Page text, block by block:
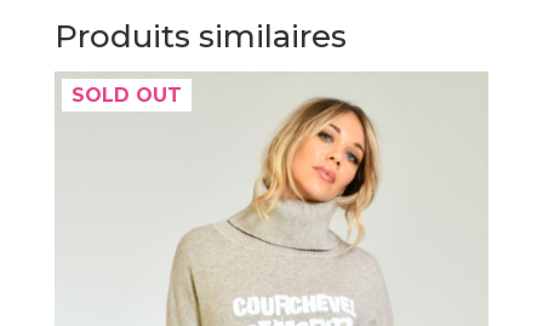
Produits similaires
SOLD OUT